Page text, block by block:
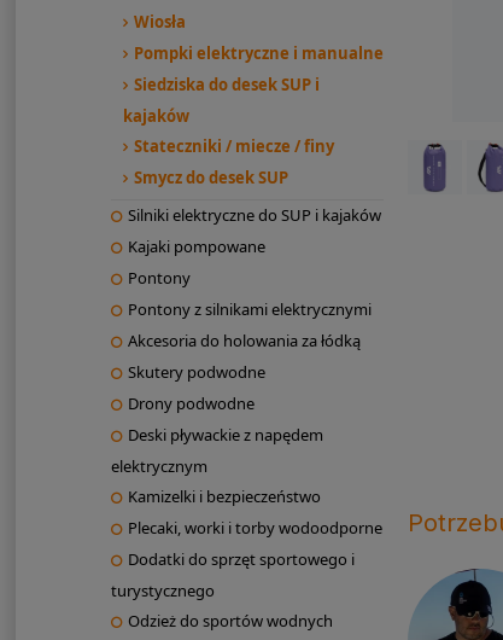
Wiosła
Pompki elektryczne i manualne
Siedziska do desek SUP i
kajaków
Stateczniki / miecze / finy
Smycz do desek SUP
Silniki elektryczne do SUP i kajaków
Kajaki pompowane
Pontony
Pontony z silnikami elektrycznymi
Akcesoria do holowania za łódką
Skutery podwodne
Drony podwodne
Deski pływackie z napędem
elektrycznym
Kamizelki i bezpieczeństwo
Plecaki, worki i torby wodoodporne
Dodatki do sprzęt sportowego i
turystycznego
Odzież do sportów wodnych